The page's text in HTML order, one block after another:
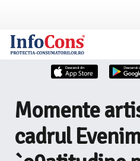
Momente
cadrul